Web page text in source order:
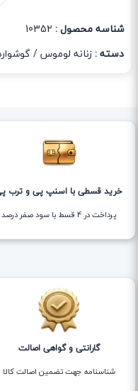
شناسه محصول : 10352
دسته :زنانه لوموس/
خرید قسطی با اسنپ پی و ترب
پرداخت در 4 قسط با سود صفر درصد
گارانتی و گواهی اصالت
شناسنامه جهت تضمین اصالت کالا